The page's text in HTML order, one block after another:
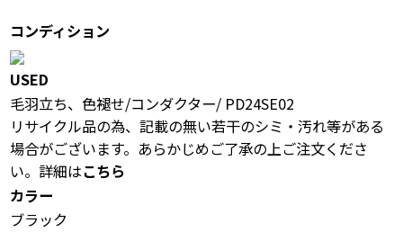
コンディション
USED
毛羽立ち、色褪せ/コンダクター/ PD24SE02
リサイクル品の為、記載の無い若干のシミ・汚れ等がある
場合がございます。あらかじめご了承の上ご注文くださ
い。詳細はこちら
カラー
ブラック